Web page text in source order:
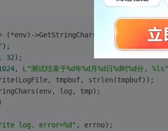
(*env)->GetStringChars(env, NULL);
);
32);
, L"测试结束于%d年%d月%d日%d时%d分, %ls"
tmpbuf, strlen (tmpbuf));
log , tmp);
log. error=%d" , errno);